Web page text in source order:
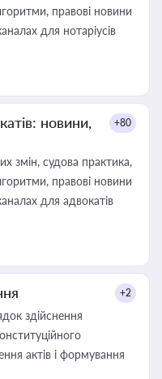
правові новини
для нотаріусів
новини,
+80
змін, судова практика,
правові новини
для адвокатів
+2
здійснення
актів і формування